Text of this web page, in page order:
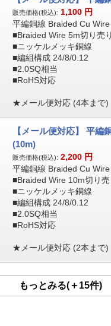
販売価格(税込): 1,100 円
平編銅線 Braided Cu
■Braided Wire 5m切り売り
■ニッケルメッキ銅線
■編組構成 24/8/0.12
■2.0SQ相当
■RoHS対応
★メール便対応 (4本まで)
【メール便対応】 平編
(10m)
販売価格(税込): 2,200 円
平編銅線 Braided Cu
■Braided Wire 10m切り売
■ニッケルメッキ銅線
■編組構成 24/8/0.12
■2.0SQ相当
■RoHS対応
★メール便対応 (2本まで)
もっとみる(＋15件)